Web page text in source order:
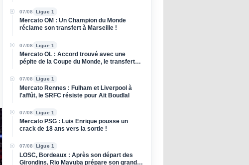
07/08 Ligue 1
Mercato OM : Un Champion du Monde
réclame son transfert à Marseille !
07/08 Ligue 1
Mercato OL : Accord trouvé avec une
pépite de la Coupe du Monde, le transfert
07/08 Ligue 1
Mercato Rennes : Fulham et Liverpool à
l'affût, le SRFC résiste pour Aït Boudlal
07/08 Ligue 1
Mercato PSG : Luis Enrique pousse un
crack de 18 ans vers la sortie !
07/08 Ligue 1
LOSC, Bordeaux : Après son départ des
Girondins, Rio Mavuba prépare son grand